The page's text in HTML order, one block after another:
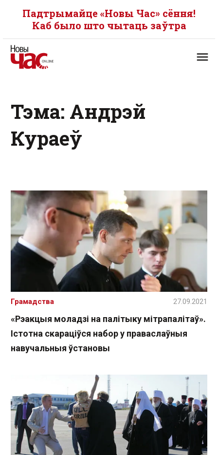
Падтрымайце «Новы Час» сёння!
Каб было што чытаць заўтра
Тэма: Андрэй
Кураеў
«Рэакцыя моладзі на палітыку мітрапалітаў».
Істотна скараціўся набор у праваслаўныя
навучальныя ўстановы
Грамадства 27.09.2021